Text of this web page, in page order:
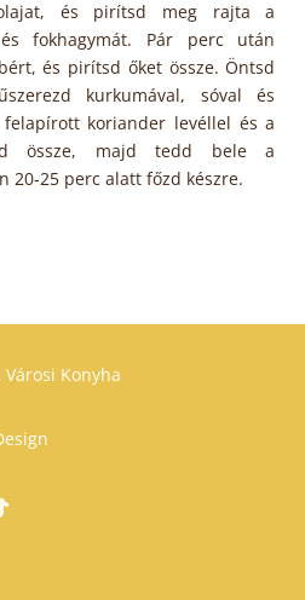
és pirítsd meg rajta a
fokhagymát. Pár perc után
és pirítsd őket össze. Öntsd
kurkumával, sóval és
koriander levéllel és a
össze, majd tedd bele a
20-25 perc alatt főzd készre.
Városi Konyha